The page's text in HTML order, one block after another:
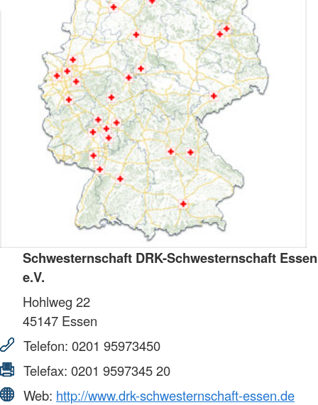
Schwesternschaft DRK-Schwesternschaft Essen
e.V.
Hohlweg 22
45147 Essen
Telefon: 0201 95973450
Telefax: 0201 9597345 20
Web: http://www.drk-schwesternschaft-essen.de